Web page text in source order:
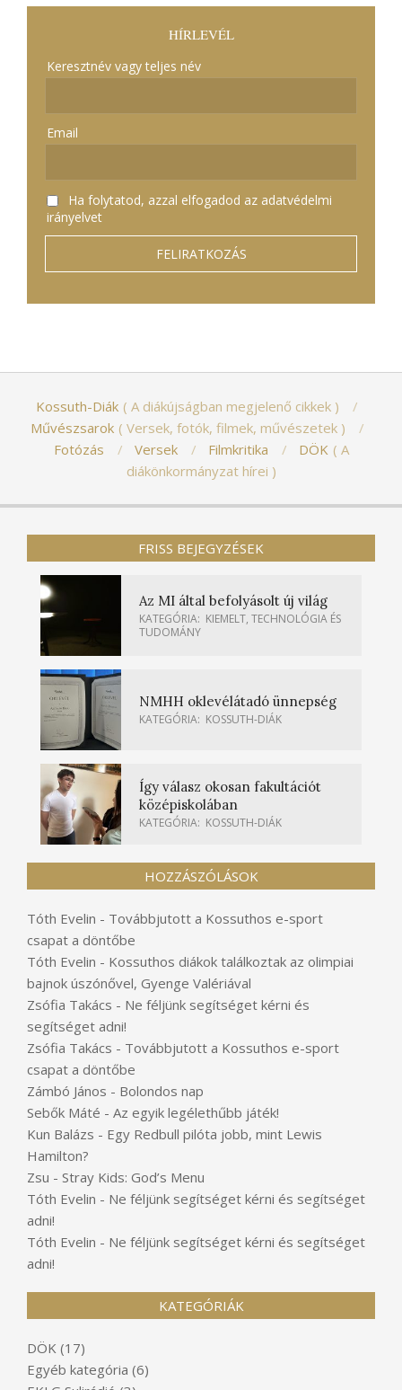
HÍRLEVÉL
Keresztnév vagy teljes név
Email
Ha folytatod, azzal elfogadod az adatvédelmi
irányelvet
Kossuth-Diák
A diákújságban megjelenő cikkek
Művészsarok
Versek, fotók, filmek, művészetek
Fotózás
Versek Filmkritika DÖK
A
diákönkormányzat hírei
FRISS BEJEGYZÉSEK
Az MI által befolyásolt új világ
KATEGÓRIA: KIEMELT, TECHNOLÓGIA ÉS
TUDOMÁNY
NMHH oklevélátadó ünnepség
KATEGÓRIA: KOSSUTH-DIÁK
Így válasz okosan fakultációt
középiskolában
KATEGÓRIA: KOSSUTH-DIÁK
HOZZÁSZÓLÁSOK
Tóth Evelin - Továbbjutott a Kossuthos e-sport
csapat a döntőbe
Tóth Evelin - Kossuthos diákok találkoztak az olimpiai
bajnok úszónővel, Gyenge Valériával
Zsófia Takács - Ne féljünk segítséget kérni és
segítséget adni!
Zsófia Takács - Továbbjutott a Kossuthos e-sport
csapat a döntőbe
Zámbó János - Bolondos nap
Sebők Máté - Az egyik legélethűbb játék!
Kun Balázs - Egy Redbull pilóta jobb, mint Lewis
Hamilton?
Zsu - Stray Kids: God’s Menu
Tóth Evelin - Ne féljünk segítséget kérni és segítséget
adni!
Tóth Evelin - Ne féljünk segítséget kérni és segítséget
adni!
KATEGÓRIÁK
DÖK (17)
Egyéb kategória (6)